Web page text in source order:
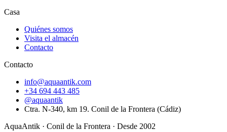
Casa
Quiénes somos
Visita el almacén
Contacto
Contacto
info@aquaantik.com
+34 694 443 485
@aquaantik
Ctra. N-340, km 19. Conil de la Frontera (Cádiz)
AquaAntik · Conil de la Frontera · Desde 2002